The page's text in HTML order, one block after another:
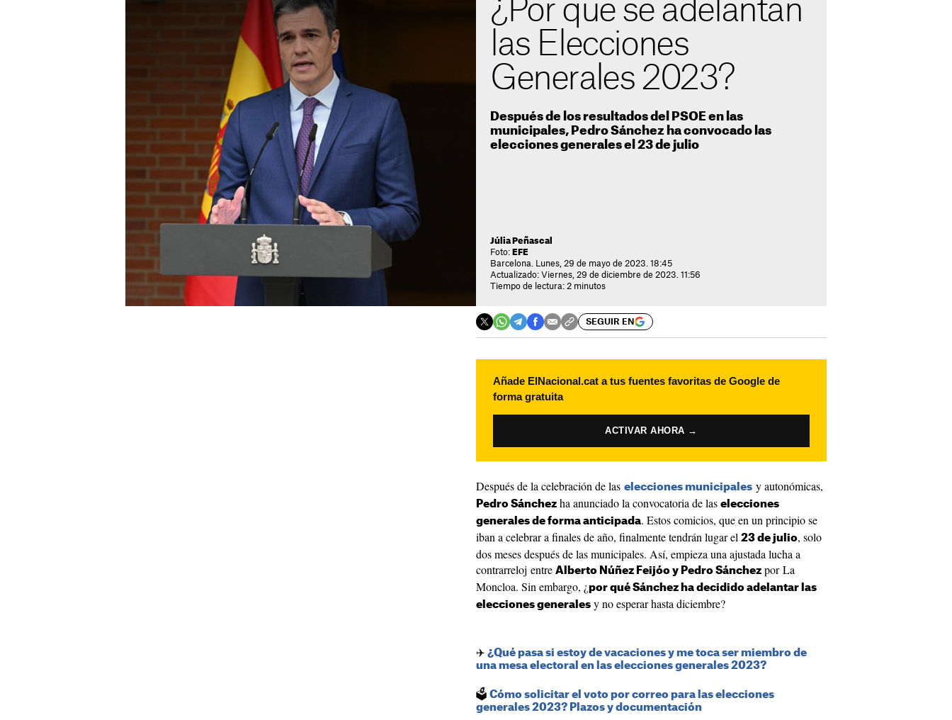
¿Por qué se adelantan
las Elecciones
Generales 2023?
Después de los resultados del PSOE en las
municipales, Pedro Sánchez ha convocado las
elecciones generales el 23 de julio
Júlia Peñascal
Foto: EFE
Barcelona. Lunes, 29 de mayo de 2023. 18:45
Actualizado: Viernes, 29 de diciembre de 2023. 11:56
Tiempo de lectura: 2 minutos
SEGUIR EN
Añade ElNacional.cat a tus fuentes favoritas de Google de
forma gratuita
ACTIVAR AHORA →
Después de la celebración de las elecciones municipales y autonómicas,
Pedro Sánchez ha anunciado la convocatoria de las elecciones
generales de forma anticipada. Estos comicios, que en un principio se
iban a celebrar a finales de año, finalmente tendrán lugar el 23 de julio, solo
dos meses después de las municipales. Así, empieza una ajustada lucha a
contrarreloj entre Alberto Núñez Feijóo y Pedro Sánchez por La
Moncloa. Sin embargo, ¿ por qué Sánchez ha decidido adelantar las
elecciones generales y no esperar hasta diciembre?
✈️ ¿Qué pasa si estoy de vacaciones y me toca ser miembro de
una mesa electoral en las elecciones generales 2023?
​🗳️ Cómo solicitar el voto por correo para las elecciones
generales 2023? Plazos y documentación